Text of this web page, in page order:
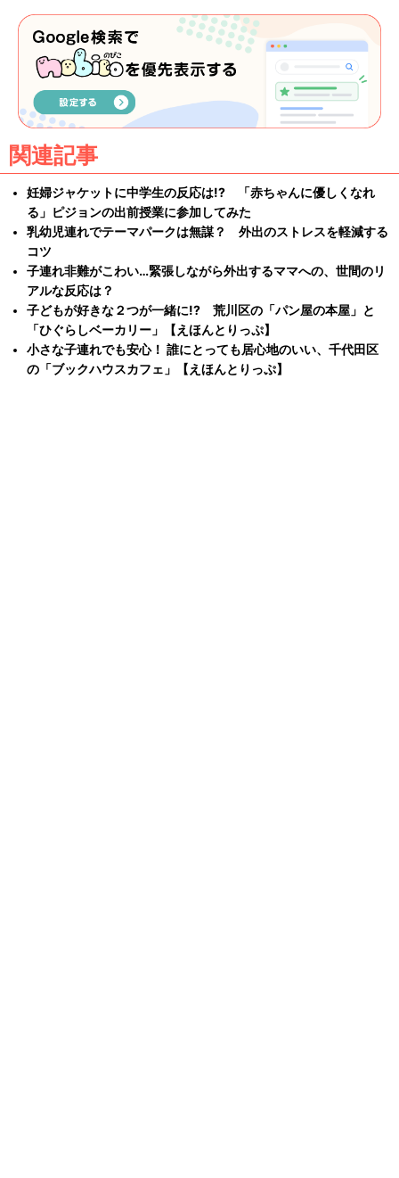
関連記事
妊婦ジャケットに中学生の反応は!? 「赤ちゃんに優しくなれ
る」ピジョンの出前授業に参加してみた
乳幼児連れでテーマパークは無謀？ 外出のストレスを軽減する
コツ
子連れ非難がこわい…緊張しながら外出するママへの、世間のリ
アルな反応は？
子どもが好きな２つが一緒に!? 荒川区の「パン屋の本屋」と
「ひぐらしベーカリー」【えほんとりっぷ】
小さな子連れでも安心！ 誰にとっても居心地のいい、千代田区
の「ブックハウスカフェ」【えほんとりっぷ】